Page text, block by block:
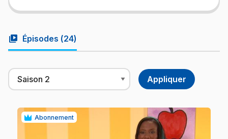
video_library Épisodes (24)
Abonnement